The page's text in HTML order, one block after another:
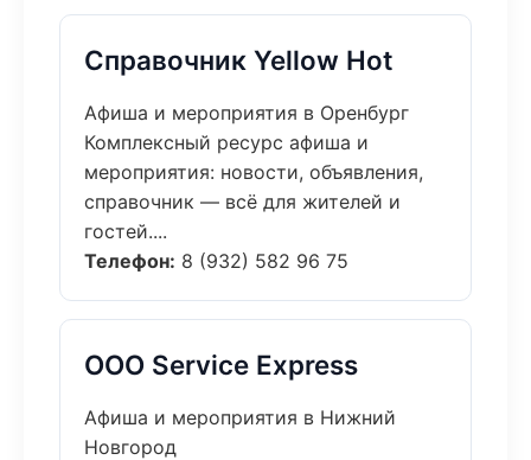
Справочник Yellow Hot
Афиша и мероприятия в Оренбург
Комплексный ресурс афиша и
мероприятия: новости, объявления,
справочник — всё для жителей и
гостей....
Телефон: 8 (932) 582 96 75
ООО Service Express
Афиша и мероприятия в Нижний
Новгород